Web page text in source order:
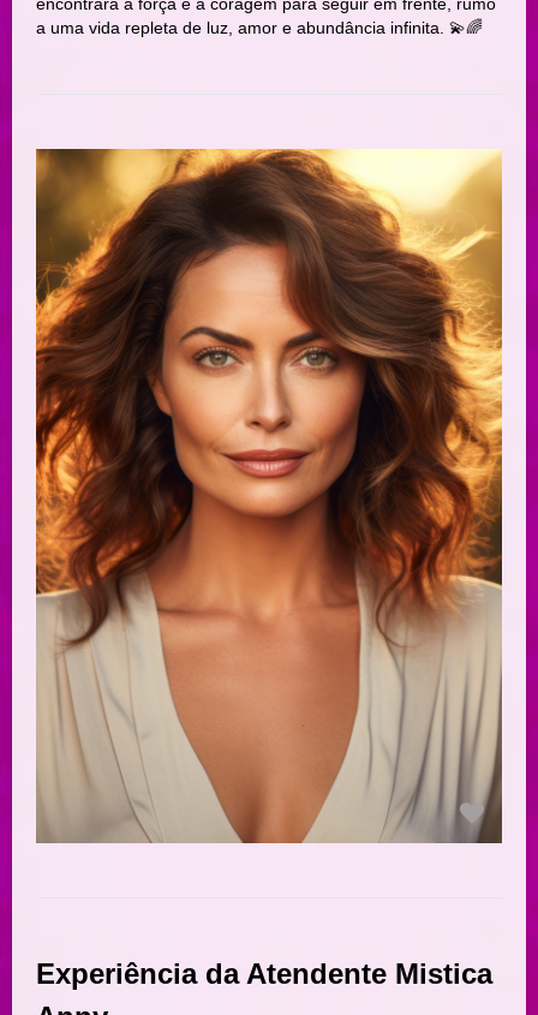
a uma vida repleta de luz, amor e abundância infinita. 💫🌈
Experiência da Atendente Mistica